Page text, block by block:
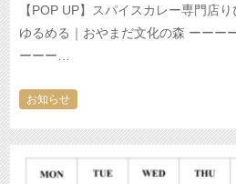
【POP UP】スパイスカレー専門店
ゆるめる｜おやまだ文化の森 ーーー
ーーー…
お知らせ